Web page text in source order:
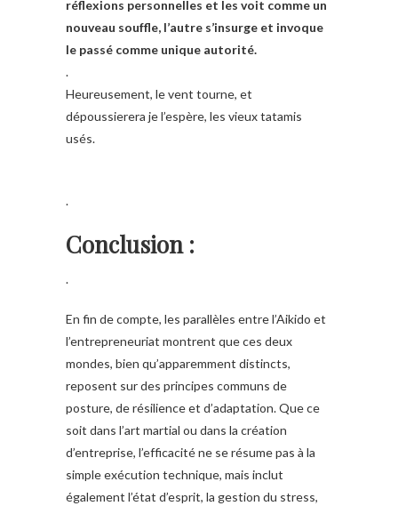
réflexions personnelles et les voit comme un
nouveau souffle, l’autre s’insurge et invoque
le passé comme unique autorité.
.
Heureusement, le vent tourne, et
dépoussierera je l’espère, les vieux tatamis
usés.
.
Conclusion :
.
En fin de compte, les parallèles entre l’Aikido et
l’entrepreneuriat montrent que ces deux
mondes, bien qu’apparemment distincts,
reposent sur des principes communs de
posture, de résilience et d’adaptation. Que ce
soit dans l’art martial ou dans la création
d’entreprise, l’efficacité ne se résume pas à la
simple exécution technique, mais inclut
également l’état d’esprit, la gestion du stress,